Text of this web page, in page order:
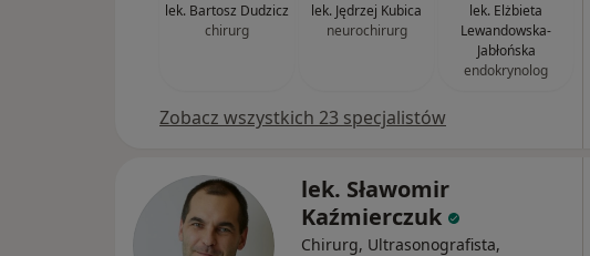
lek. Bartosz Dudzicz
chirurg
lek. Jędrzej Kubica
neurochirurg
lek. Elżbieta
Lewandowska-
Jabłońska
endokrynolog
Zobacz wszystkich 23 specjalistów
lek. Sławomir
Kaźmierczuk
Chirurg, Ultrasonografista,